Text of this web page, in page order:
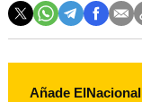
Añade